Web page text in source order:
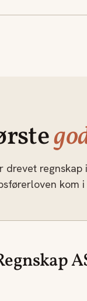
drevet regnskap
kom i